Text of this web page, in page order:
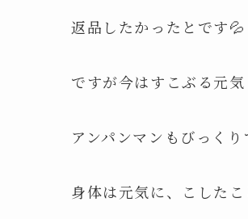
返品したかったとです💦
ですが今はすこぶる元
アンパンマンもびっく
身体は元気に、こした